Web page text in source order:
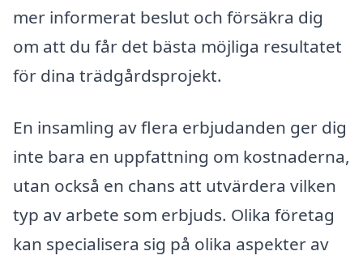
mer informerat beslut och försäkra dig
om att du får det bästa möjliga resultatet
för dina trädgårdsprojekt.
En insamling av flera erbjudanden ger dig
inte bara en uppfattning om kostnaderna,
utan också en chans att utvärdera vilken
typ av arbete som erbjuds. Olika företag
kan specialisera sig på olika aspekter av